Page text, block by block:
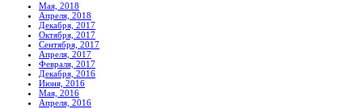
Мая, 2018
Апреля, 2018
Декабря, 2017
Октября, 2017
Сентября, 2017
Апреля, 2017
Февраля, 2017
Декабря, 2016
Июня, 2016
Мая, 2016
Апреля, 2016